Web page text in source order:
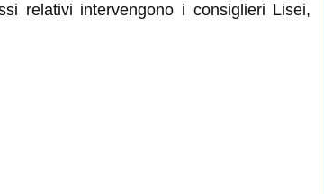
relativi intervengono i consiglieri Lisei,